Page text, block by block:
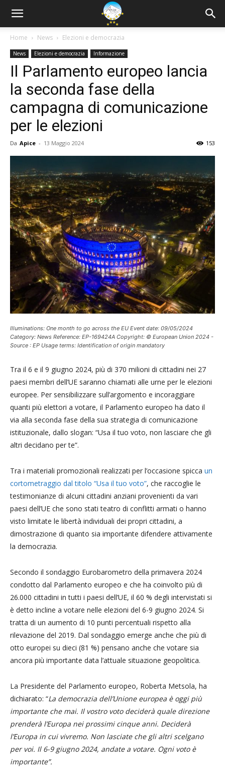
Home News Elezioni e democrazia
News Elezioni e democrazia Informazione
Il Parlamento europeo lancia
la seconda fase della
campagna di comunicazione
per le elezioni
Da Apice - 13 Maggio 2024 153
Illuminations: One month to go across the EU Event date: 09/05/2024
Category: News Reference: EP-169424A Copyright: © European Union 2024 -
Source : EP Usage terms: Identification of origin mandatory
Tra il 6 e il 9 giugno 2024, più di 370 milioni di cittadini nei 27
paesi membri dell’UE saranno chiamati alle urne per le elezioni
europee. Per sensibilizzare sull’argomento e incoraggiare
quanti più elettori a votare, il Parlamento europeo ha dato il
via alla seconda fase della sua strategia di comunicazione
istituzionale, dallo slogan: “Usa il tuo voto, non lasciare che gli
altri decidano per te”.
Tra i materiali promozionali realizzati per l’occasione spicca un
cortometraggio dal titolo “Usa il tuo voto”, che raccoglie le
testimonianze di alcuni cittadini anziani provenienti da vari
paesi dell’UE che sono stati teatro di conflitti armati o hanno
visto limitate le libertà individuali dei propri cittadini, a
dimostrazione di quanto sia importante difendere attivamente
la democrazia.
Secondo il sondaggio Eurobarometro della primavera 2024
condotto dal Parlamento europeo e che ha coinvolto più di
26.000 cittadini in tutti i paesi dell’UE, il 60 % degli intervistati si
è detto incline a votare nelle elezioni del 6-9 giugno 2024. Si
tratta di un aumento di 10 punti percentuali rispetto alla
rilevazione del 2019. Dal sondaggio emerge anche che più di
otto europei su dieci (81 %) pensano anche che votare sia
ancora più importante data l’attuale situazione geopolitica.
La Presidente del Parlamento europeo, Roberta Metsola, ha
dichiarato: “La democrazia dell’Unione europea è oggi più
importante che mai. Il vostro voto deciderà quale direzione
prenderà l’Europa nei prossimi cinque anni. Deciderà
l’Europa in cui vivremo. Non lasciate che gli altri scelgano
per voi. Il 6-9 giugno 2024, andate a votare. Ogni voto è
importante”.